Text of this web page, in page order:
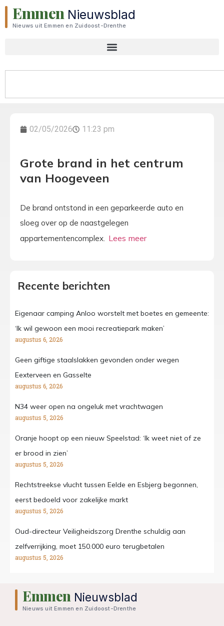
Emmen Nieuwsblad
Nieuws uit Emmen en Zuidoost-Drenthe
02/05/2026 11:23 pm
Grote brand in het centrum
van Hoogeveen
De brand ontstond in een geparkeerde auto en
sloeg over op de naastgelegen
appartementencomplex.
Recente berichten
Eigenaar camping Anloo worstelt met boetes en gemeente:
‘Ik wil gewoon een mooi recreatiepark maken’
augustus 6, 2026
Geen giftige staalslakken gevonden onder wegen
Eexterveen en Gasselte
augustus 6, 2026
N34 weer open na ongeluk met vrachtwagen
augustus 5, 2026
Oranje hoopt op een nieuw Speelstad: ‘Ik weet niet of ze
er brood in zien’
augustus 5, 2026
Rechtstreekse vlucht tussen Eelde en Esbjerg begonnen,
eerst bedoeld voor zakelijke markt
augustus 5, 2026
Oud-directeur Veiligheidszorg Drenthe schuldig aan
zelfverrijking, moet 150.000 euro terugbetalen
augustus 5, 2026
Emmen Nieuwsblad
Nieuws uit Emmen en Zuidoost-Drenthe